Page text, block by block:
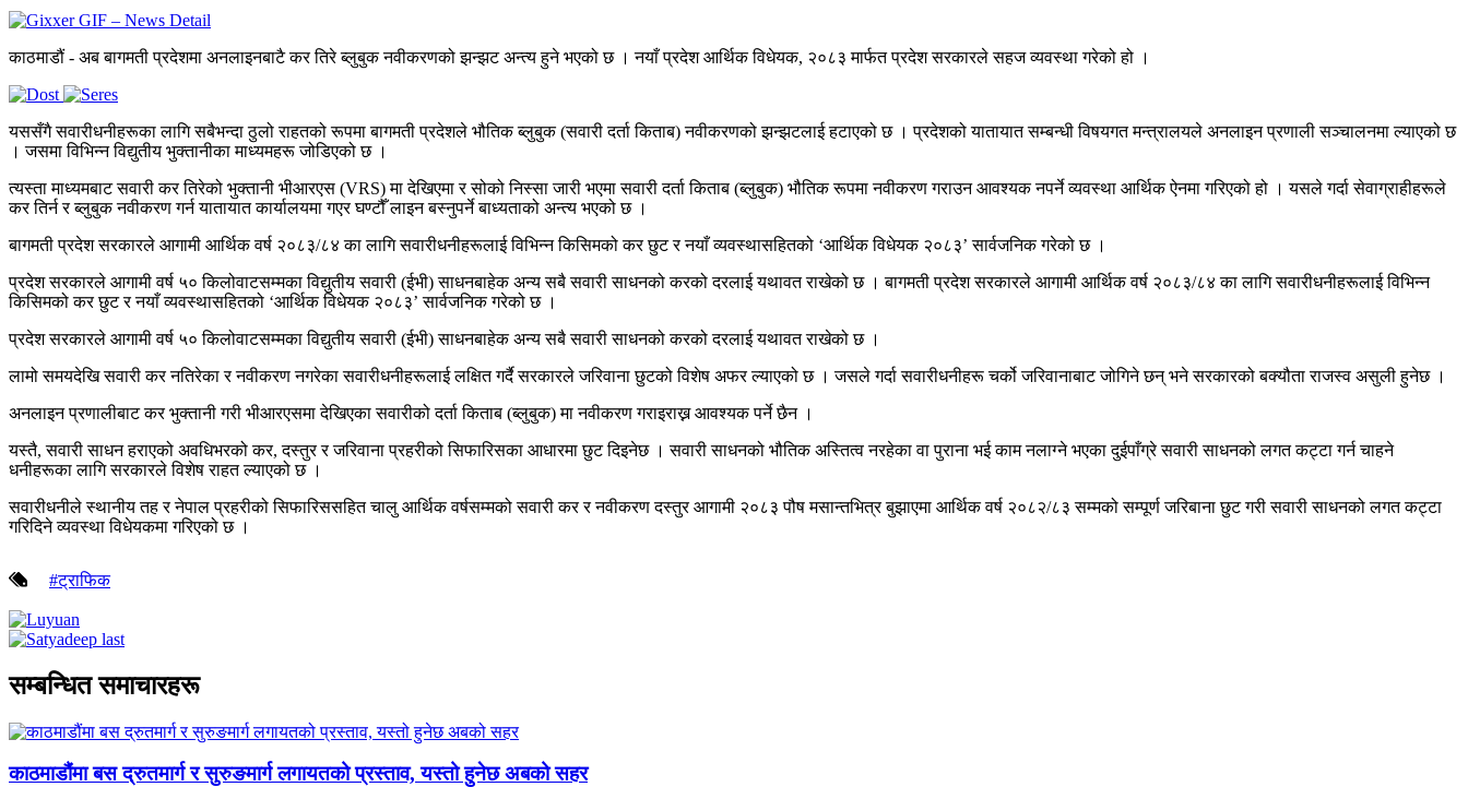
काठमाडौं - अब बागमती प्रदेशमा अनलाइनबाटै कर तिरे ब्लुबुक नवीकरणको झन्झट अन्त्य हुने भएको छ । नयाँ प्रदेश आर्थिक विधेयक, २०८३ मार्फत प्रदेश सरकारले सहज व्यवस्था गरेको हो ।
यससँगै सवारीधनीहरूका लागि सबैभन्दा ठुलो राहतको रूपमा बागमती प्रदेशले भौतिक ब्लुबुक (सवारी दर्ता किताब) नवीकरणको झन्झटलाई हटाएको छ । प्रदेशको यातायात सम्बन्धी विषयगत मन्त्रालयले अनलाइन प्रणाली सञ्चालनमा ल्याएको छ
। जसमा विभिन्न विद्युतीय भुक्तानीका माध्यमहरू जोडिएको छ ।
त्यस्ता माध्यमबाट सवारी कर तिरेको भुक्तानी भीआरएस (VRS) मा देखिएमा र सोको निस्सा जारी भएमा सवारी दर्ता किताब (ब्लुबुक) भौतिक रूपमा नवीकरण गराउन आवश्यक नपर्ने व्यवस्था आर्थिक ऐनमा गरिएको हो । यसले गर्दा सेवाग्राहीहरूले
कर तिर्न र ब्लुबुक नवीकरण गर्न यातायात कार्यालयमा गएर घण्टौँ लाइन बस्नुपर्ने बाध्यताको अन्त्य भएको छ ।
बागमती प्रदेश सरकारले आगामी आर्थिक वर्ष २०८३/८४ का लागि सवारीधनीहरूलाई विभिन्न किसिमको कर छुट र नयाँ व्यवस्थासहितको ‘आर्थिक विधेयक २०८३’ सार्वजनिक गरेको छ ।
प्रदेश सरकारले आगामी वर्ष ५० किलोवाटसम्मका विद्युतीय सवारी (ईभी) साधनबाहेक अन्य सबै सवारी साधनको करको दरलाई यथावत राखेको छ । बागमती प्रदेश सरकारले आगामी आर्थिक वर्ष २०८३/८४ का लागि सवारीधनीहरूलाई विभिन्न
किसिमको कर छुट र नयाँ व्यवस्थासहितको ‘आर्थिक विधेयक २०८३’ सार्वजनिक गरेको छ ।
प्रदेश सरकारले आगामी वर्ष ५० किलोवाटसम्मका विद्युतीय सवारी (ईभी) साधनबाहेक अन्य सबै सवारी साधनको करको दरलाई यथावत राखेको छ ।
लामो समयदेखि सवारी कर नतिरेका र नवीकरण नगरेका सवारीधनीहरूलाई लक्षित गर्दै सरकारले जरिवाना छुटको विशेष अफर ल्याएको छ । जसले गर्दा सवारीधनीहरू चर्को जरिवानाबाट जोगिने छन् भने सरकारको बक्यौता राजस्व असुली हुनेछ ।
अनलाइन प्रणालीबाट कर भुक्तानी गरी भीआरएसमा देखिएका सवारीको दर्ता किताब (ब्लुबुक) मा नवीकरण गराइराख्न आवश्यक पर्ने छैन ।
यस्तै, सवारी साधन हराएको अवधिभरको कर, दस्तुर र जरिवाना प्रहरीको सिफारिसका आधारमा छुट दिइनेछ । सवारी साधनको भौतिक अस्तित्व नरहेका वा पुराना भई काम नलाग्ने भएका दुईपाँग्रे सवारी साधनको लगत कट्टा गर्न चाहने
धनीहरूका लागि सरकारले विशेष राहत ल्याएको छ ।
सवारीधनीले स्थानीय तह र नेपाल प्रहरीको सिफारिससहित चालु आर्थिक वर्षसम्मको सवारी कर र नवीकरण दस्तुर आगामी २०८३ पौष मसान्तभित्र बुझाएमा आर्थिक वर्ष २०८२/८३ सम्मको सम्पूर्ण जरिबाना छुट गरी सवारी साधनको लगत कट्टा
गरिदिने व्यवस्था विधेयकमा गरिएको छ ।
#ट्राफिक
सम्बन्धित समाचारहरू
काठमाडौंमा बस द्रुतमार्ग र सुरुङमार्ग लगायतको प्रस्ताव, यस्तो हुनेछ अबको सहर